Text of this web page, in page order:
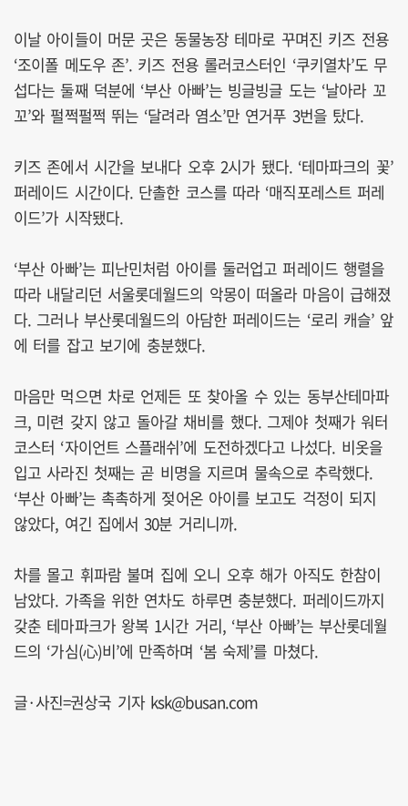
이날 아이들이 머문 곳은 동물농장 테마로 꾸며진 키즈 전용
‘조이폴 메도우 존’. 키즈 전용 롤러코스터인 ‘쿠키열차’도 무
섭다는 둘째 덕분에 ‘부산 아빠’는 빙글빙글 도는 ‘날아라 꼬
꼬’와 펄쩍펄쩍 뛰는 ‘달려라 염소’만 연거푸 3번을 탔다.
키즈 존에서 시간을 보내다 오후 2시가 됐다. ‘테마파크의 꽃’
퍼레이드 시간이다. 단촐한 코스를 따라 ‘매직포레스트 퍼레
이드’가 시작됐다.
‘부산 아빠’는 피난민처럼 아이를 둘러업고 퍼레이드 행렬을
따라 내달리던 서울롯데월드의 악몽이 떠올라 마음이 급해졌
다. 그러나 부산롯데월드의 아담한 퍼레이드는 ‘로리 캐슬’ 앞
에 터를 잡고 보기에 충분했다.
마음만 먹으면 차로 언제든 또 찾아올 수 있는 동부산테마파
크, 미련 갖지 않고 돌아갈 채비를 했다. 그제야 첫째가 워터
코스터 ‘자이언트 스플래쉬’에 도전하겠다고 나섰다. 비옷을
입고 사라진 첫째는 곧 비명을 지르며 물속으로 추락했다.
‘부산 아빠’는 촉촉하게 젖어온 아이를 보고도 걱정이 되지
않았다, 여긴 집에서 30분 거리니까.
차를 몰고 휘파람 불며 집에 오니 오후 해가 아직도 한참이
남았다. 가족을 위한 연차도 하루면 충분했다. 퍼레이드까지
갖춘 테마파크가 왕복 1시간 거리, ‘부산 아빠’는 부산롯데월
드의 ‘가심(心)비’에 만족하며 ‘봄 숙제’를 마쳤다.
글·사진=권상국 기자 ksk@busan.com